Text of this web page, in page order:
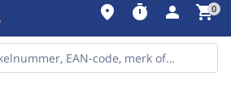
place timer person shopping_cart0